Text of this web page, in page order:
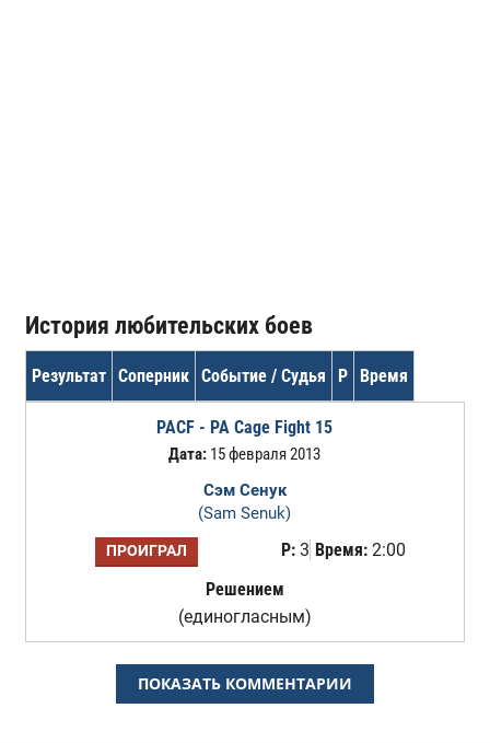
История любительских боев
Результат Соперник Событие / Судья Р Время
PACF - PA Cage Fight 15
Дата: 15 февраля 2013
Сэм Сенук
(Sam Senuk)
ПРОИГРАЛ Р:3 Время:2:00
Решением
(единогласным)
ПОКАЗАТЬ КОММЕНТАРИИ